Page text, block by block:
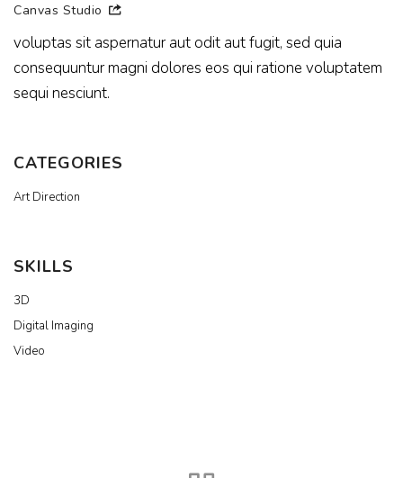
Canvas Studio
voluptas sit aspernatur aut odit aut fugit, sed quia
consequuntur magni dolores eos qui ratione voluptatem
sequi nesciunt.
CATEGORIES
Art Direction
SKILLS
3D
Digital Imaging
Video